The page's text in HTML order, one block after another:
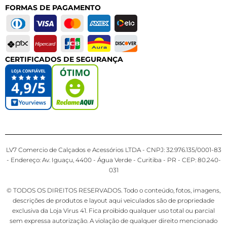
FORMAS DE PAGAMENTO
CERTIFICADOS DE SEGURANÇA
LV7 Comercio de Calçados e Acessórios LTDA - CNPJ: 32.976.135/0001-83
- Endereço: Av. Iguaçu, 4400 - Água Verde - Curitiba - PR - CEP: 80.240-
031
© TODOS OS DIREITOS RESERVADOS. Todo o conteúdo, fotos, imagens,
descrições de produtos e layout aqui veiculados são de propriedade
exclusiva da Loja Virus 41. Fica proibido qualquer uso total ou parcial
sem expressa autorização. A violação de qualquer direito mencionado